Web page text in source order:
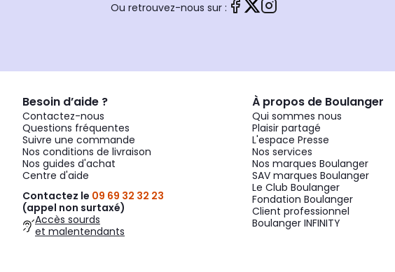
Ou retrouvez-nous sur :
Besoin d’aide ?
Contactez-nous
Questions fréquentes
Suivre une commande
Nos conditions de livraison
Nos guides d'achat
Centre d'aide
Contactez le 09 69 32 32 23
(appel non surtaxé)
Accès sourds
et malentendants
À propos de Boulanger
Qui sommes nous
Plaisir partagé
L'espace Presse
Nos services
Nos marques Boulanger
SAV marques Boulanger
Le Club Boulanger
Fondation Boulanger
Client professionnel
Boulanger INFINITY